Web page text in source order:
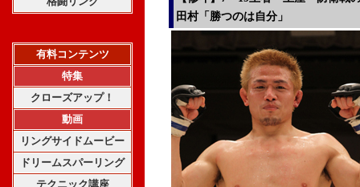
有料コンテンツ
特集
クローズアップ！
動画
リングサイドムービー
ドリームスパーリング
テクニック講座
田村「勝つのは自分」